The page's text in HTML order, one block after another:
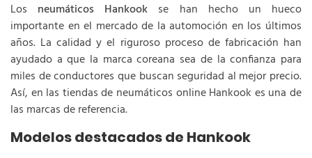
Los neumáticos Hankook se han hecho un hueco
importante en el mercado de la automoción en los últimos
años. La calidad y el riguroso proceso de fabricación han
ayudado a que la marca coreana sea de la confianza para
miles de conductores que buscan seguridad al mejor precio.
Así, en las tiendas de neumáticos online Hankook es una de
las marcas de referencia.
Modelos destacados de Hankook